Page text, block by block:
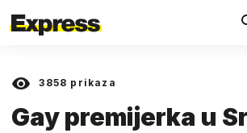
3858 prikaza
Gay premijerka u